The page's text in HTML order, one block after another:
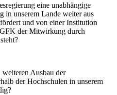
eine unabhängige
in unserem Lande weiter aus
und von einer Institution
der Mitwirkung durch
Ausbau der
der Hochschulen in unserem